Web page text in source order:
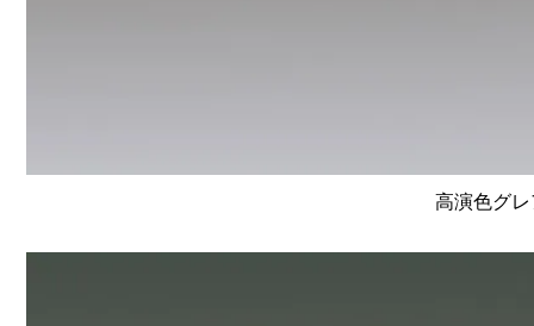
高演色グ